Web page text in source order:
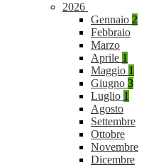
2026
Gennaio 2
Febbraio
Marzo
Aprile 1
Maggio 1
Giugno 3
Luglio 1
Agosto
Settembre
Ottobre
Novembre
Dicembre